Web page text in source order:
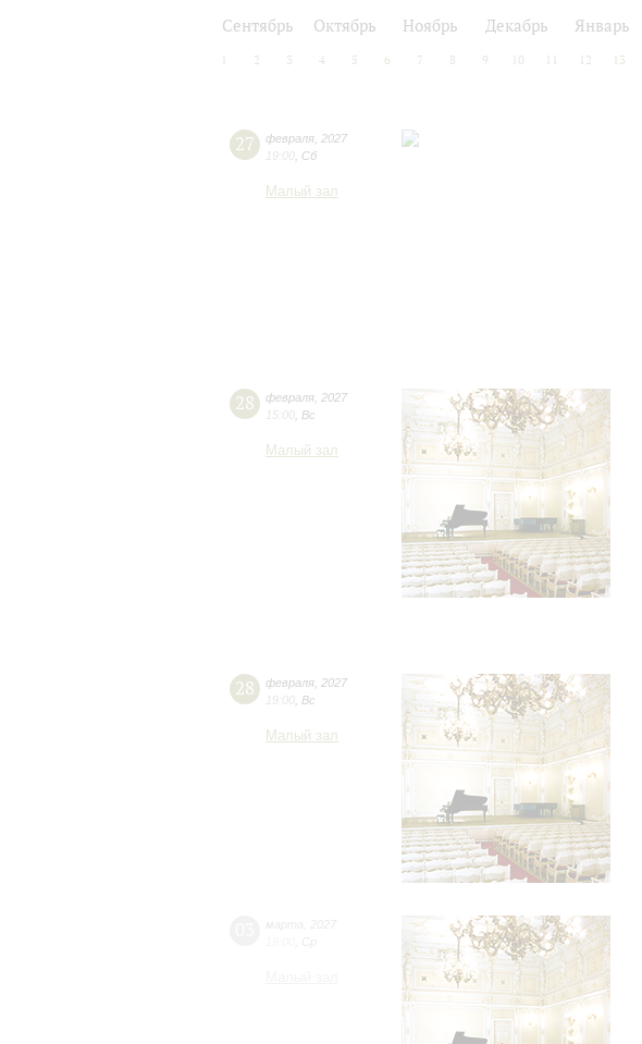
Сентябрь Октябрь Ноябрь Декабрь Январь
2 3 4 5 6 7 8 9 10 12 13
27 февраля 2027
19:00 Сб
Малый зал
28 февраля 2027
15:00 Вс
Малый зал
28 февраля 2027
19:00 Вс
Малый зал